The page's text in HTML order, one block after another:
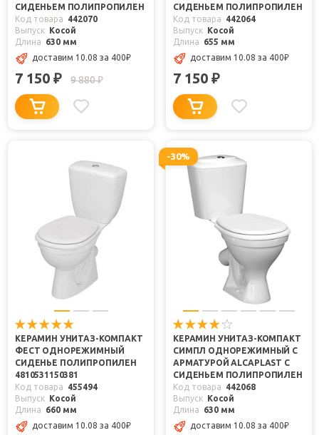
СИДЕНЬЕМ ПОЛИПРОПИЛЕН
Код товара
442070
Выпуск Косой
Длина
630 мм
доставим 10.08 за 400₽
7 150 ₽ 9 880₽
СИДЕНЬЕМ ПОЛИПРОПИЛЕН
Код товара
442064
Выпуск Косой
Длина
655 мм
доставим 10.08 за 400₽
7 150 ₽
КЕРАМИН УНИТАЗ-КОМПАКТ
ФЕСТ ОДНОРЕЖИМНЫЙ
СИДЕНЬЕ ПОЛИПРОПИЛЕН
4810531150381
Код товара
455494
Выпуск Косой
Длина
660 мм
доставим 10.08 за 400₽
-30%
КЕРАМИН УНИТАЗ-КОМПАКТ
СИМПЛ ОДНОРЕЖИМНЫЙ С
АРМАТУРОЙ ALCAPLAST С
СИДЕНЬЕМ ПОЛИПРОПИЛЕН
Код товара
442068
Выпуск Косой
Длина
630 мм
доставим 10.08 за 400₽